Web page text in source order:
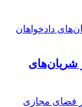
شریان‌های